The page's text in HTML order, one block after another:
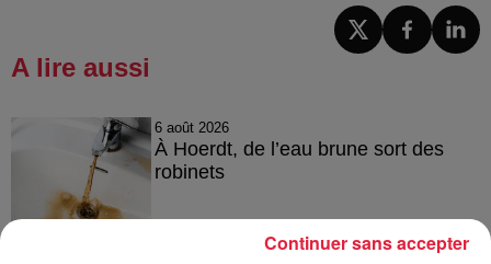
A lire aussi
6 août 2026
À Hoerdt, de l’eau brune sort des
robinets
Continuer sans accepter